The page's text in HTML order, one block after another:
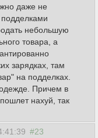
даже не
подделками
небольшую
товара, а
зарядках, там
на подделках.
Причем в
нахуй, так
#23